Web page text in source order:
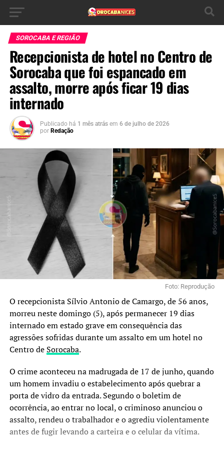
SOROCABA E REGIÃO
Recepcionista de hotel no Centro de
Sorocaba que foi espancado em
assalto, morre após ficar 19 dias
internado
Publicado há 1 mês atrás em 6 de julho de 2026
por Redação
Foto: Reprodução
O recepcionista Sílvio Antonio de Camargo, de 56 anos,
morreu neste domingo (5), após permanecer 19 dias
internado em estado grave em consequência das
agressões sofridas durante um assalto em um hotel no
Centro de Sorocaba.
O crime aconteceu na madrugada de 17 de junho, quando
um homem invadiu o estabelecimento após quebrar a
porta de vidro da entrada. Segundo o boletim de
ocorrência, ao entrar no local, o criminoso anunciou o
assalto, rendeu o trabalhador e o agrediu violentamente
antes de fugir levando a carteira e o celular da vítima.